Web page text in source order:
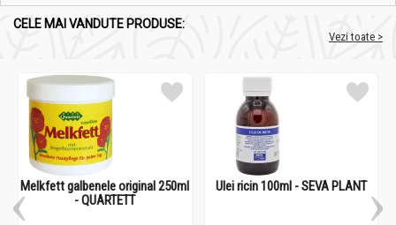
Dozaj recomandat:
Durata curei
: 3-7 zile.
CELE MAI VANDUTE PRODUSE:
Vezi toate >
Melkfett galbenele original 250ml
- QUARTETT
Ulei ricin 100ml - SEVA PLANT